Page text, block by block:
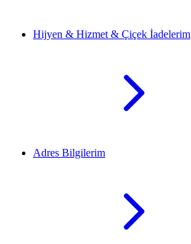
Hijyen & Hizmet & Çiçek İadelerim
Adres Bilgilerim